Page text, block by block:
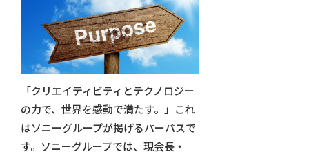
「クリエイティビティとテクノロジー
の力で、世界を感動で満たす。」これ
はソニーグループが掲げるパーパスで
す。ソニーグループでは、現会長・